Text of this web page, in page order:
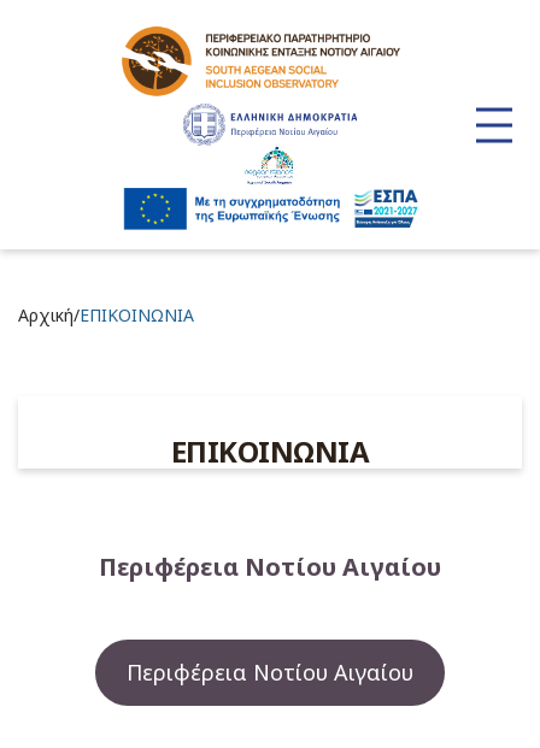
Αρχική/ΕΠΙΚΟΙΝΩΝΙΑ
ΕΠΙΚΟΙΝΩΝΙΑ
Περιφέρεια Νοτίου Αιγαίου
Περιφέρεια Νοτίου Αιγαίου